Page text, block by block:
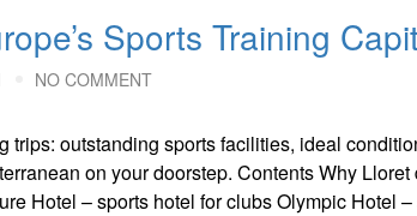
Sports Training
NO COMMENT
outstanding sports facilities, ideal
on your doorstep. Contents Why Lloret
Hotel – sports hotel for clubs Olympic Hotel –